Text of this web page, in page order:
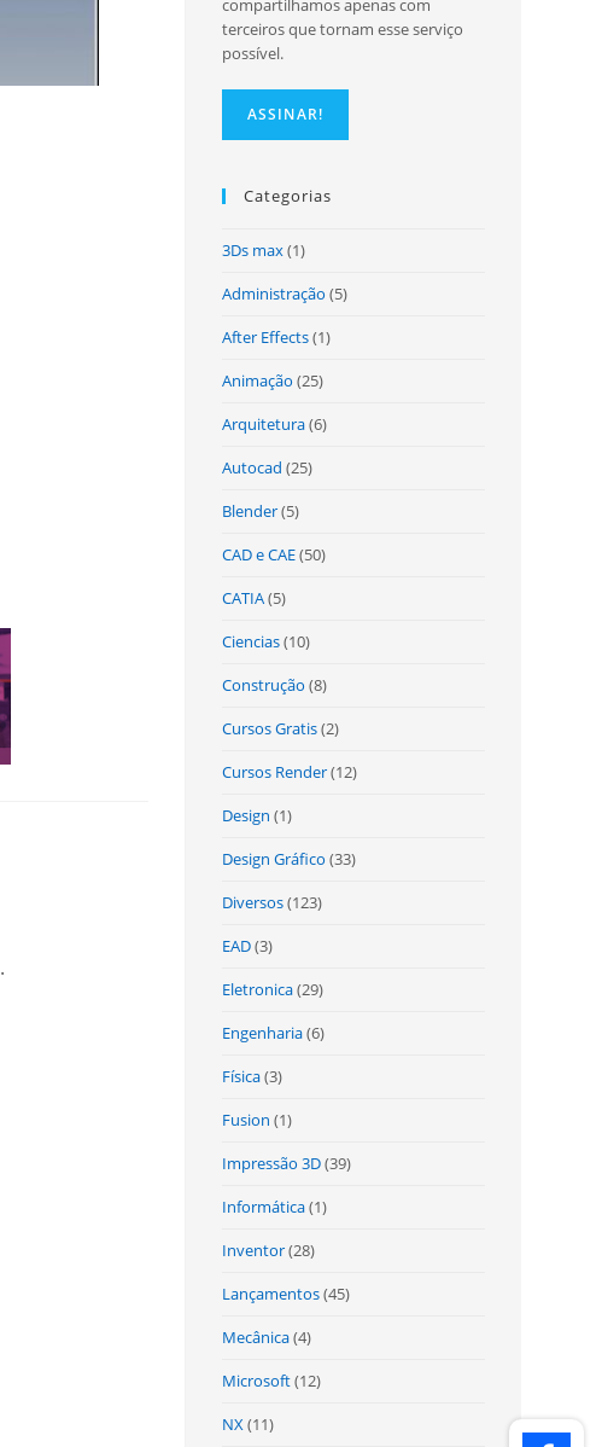
.
compartilhamos apenas com
terceiros que tornam esse serviço
possível.
Categorias
3Ds max(1)
Administração (5)
After Effects(1)
Animação (25)
Arquitetura(6)
Autocad (25)
Blender(5)
CAD e CAE(50)
CATIA(5)
Ciencias(10)
Construção (8)
Cursos Gratis(2)
Cursos Render(12)
Design (1)
Design Gráfico (33)
Diversos(123)
EAD(3)
Eletronica(29)
Engenharia(6)
Física(3)
Fusion (1)
Impressão 3D(39)
Informática(1)
Inventor(28)
Lançamentos(45)
Mecânica(4)
Microsoft(12)
NX(11)